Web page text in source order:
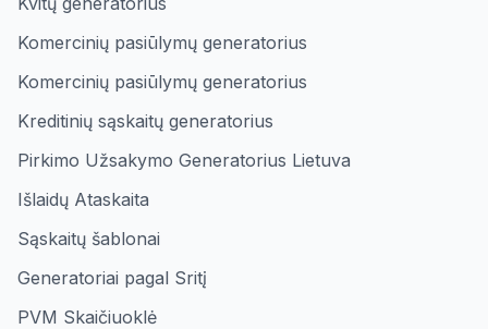
Komercinių pasiūlymų generatorius
Komercinių pasiūlymų generatorius
Kreditinių sąskaitų generatorius
Pirkimo Užsakymo Generatorius Lietuva
Išlaidų Ataskaita
Sąskaitų šablonai
Generatoriai pagal Sritį
PVM Skaičiuoklė